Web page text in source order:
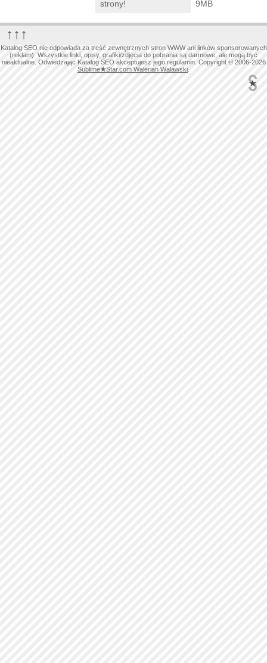
strony!
9MB
↑↑↑
Katalog SEO nie odpowiada za treść zewnętrznych stron WWW ani linków sponsorowanych
(reklam). Wszystkie linki, opisy, grafiki/zdjęcia do pobrania są darmowe, ale mogą być
nieaktualne. Odwiedzając Katalog SEO akceptujesz jego regulamin. Copyright © 2006-2026
Sublime★Star.com Walerian Walawski